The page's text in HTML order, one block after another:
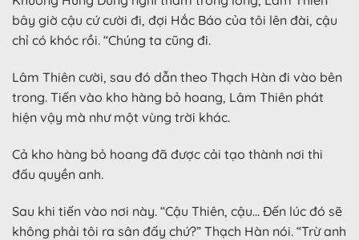
bây giờ cậu cứ cười đi, đợi Hắc Báo của tôi lên đài, cậu
chỉ có khóc rồi. “Chúng ta cũng đi.
Lâm Thiên cười, sau đó dẫn theo Thạch Hàn đi vào bên
trong. Tiến vào kho hàng bỏ hoang, Lâm Thiên phát
hiện vậy mà như một vùng trời khác.
Cả kho hàng bỏ hoang đã được cải tạo thành nơi thi
đấu quyền anh.
Sau khi tiến vào nơi này. “Cậu Thiên, cậu… Đến lúc đó sẽ
không phải tôi ra sân đấy chứ?” Thạch Hàn nói. “Trừ anh